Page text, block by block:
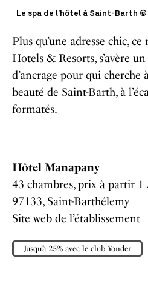
Le spa de l’hôtel à Saint-Barth
Plus qu’une adresse chic,
Hotels & Resorts, s’avère
d’ancrage pour qui cherche
beauté de Saint-Barth, à
formatés.
Hôtel Manapany
43 chambres, prix à partir 1
97133, Saint-Barthélemy
Site web de l’établissement
Jusqu’à-25% avec le club Yonder